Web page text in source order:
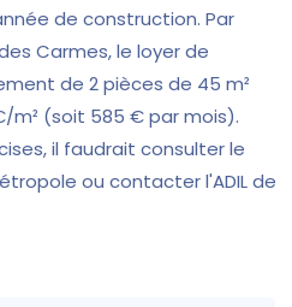
de construction. Par
Carmes, le loyer de
de 2 pièces de 45 m²
m² (soit 585 € par mois).
il faudrait consulter le
ou contacter l'ADIL de